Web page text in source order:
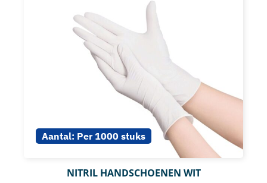
Aantal: Per 1000 stuks
NITRIL HANDSCHOENEN WIT